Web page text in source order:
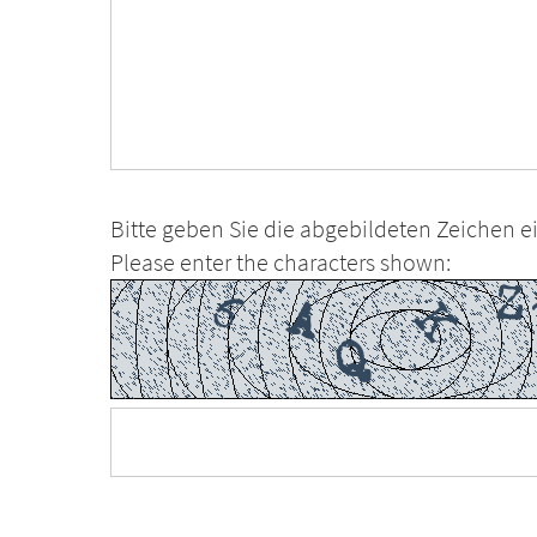
Bitte geben Sie die abgebildeten Zeichen
Please enter the characters shown: